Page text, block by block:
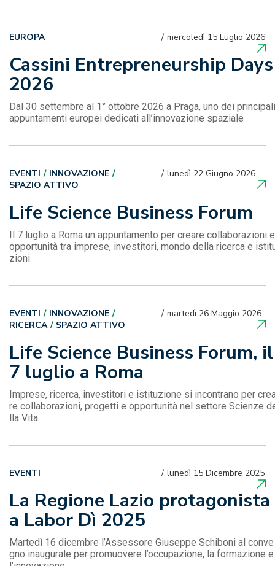
Cassini Entrepreneurship Days
2026
mercoledì 15 Luglio 2026
EUROPA
Dal 30 settembre al 1° ottobre 2026 a Praga, uno dei principali
appuntamenti europei dedicati all’innovazione spaziale
Life Science Business Forum
lunedì 22 Giugno 2026
EVENTI
INNOVAZIONE
SPAZIO ATTIVO
Il 7 luglio a Roma un appuntamento per creare collaborazioni e
opportunità tra imprese, investitori, mondo della ricerca e
zioni
Life Science Business Forum, il
7 luglio a Roma
martedì 26 Maggio 2026
EVENTI
INNOVAZIONE
RICERCA
SPAZIO ATTIVO
Imprese, ricerca, investitori e istituzione si incontrano per
re collaborazioni, progetti e opportunità nel settore Scienze
lla Vita
La Regione Lazio protagonista
a Labor Dì 2025
lunedì 15 Dicembre 2025
EVENTI
Martedì 16 dicembre l’Assessore Giuseppe Schiboni al conve
gno inaugurale per promuovere l’occupazione, la formazione e